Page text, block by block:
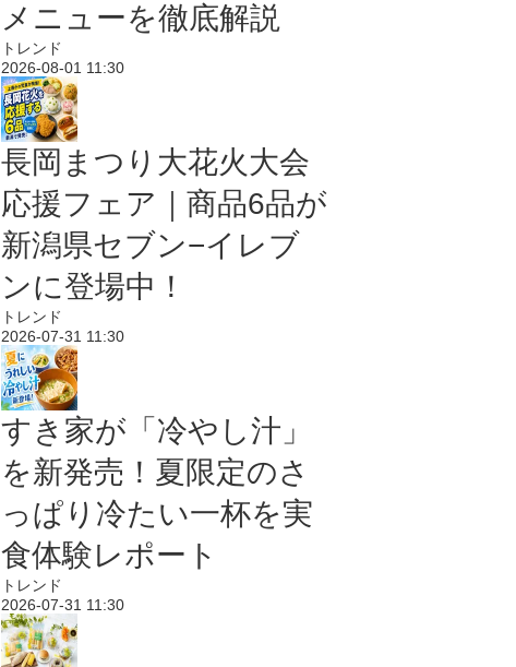
メニューを徹底解説
トレンド
2026-08-01 11:30
長岡まつり大花火大会
応援フェア｜商品6品が
新潟県セブン−イレブ
ンに登場中！
トレンド
2026-07-31 11:30
すき家が「冷やし汁」
を新発売！夏限定のさ
っぱり冷たい一杯を実
食体験レポート
トレンド
2026-07-31 11:30